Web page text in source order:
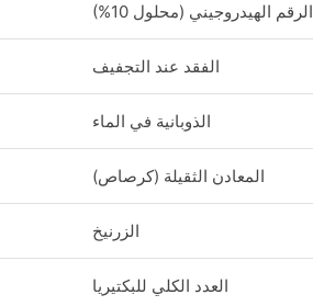
الرقم الهيدروجيني (محلول 10%)
الفقد عند التجفيف
الذوبانية في الماء
المعادن الثقيلة (كرصاص)
الزرنيخ
العدد الكلي للبكتيريا